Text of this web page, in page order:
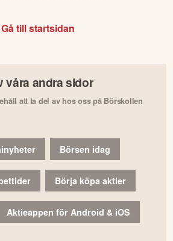
Gå till startsidan
våra andra sidor
att ta del av hos oss på Börskollen
Börsen idag
Börja köpa aktier
Aktieappen för Android & iOS